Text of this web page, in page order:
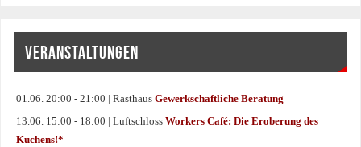
VERANSTALTUNGEN
01.06. 20:00 - 21:00 | RasthausGewerkschaftliche Beratung
13.06. 15:00 - 18:00 | LuftschlossWorkers Café: Die Eroberung des
Kuchens!*